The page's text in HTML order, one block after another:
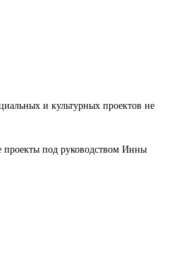
и культурных проектов не
проекты под руководством Инны